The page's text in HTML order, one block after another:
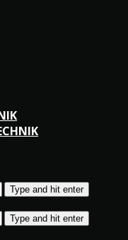
Type and hit enter
Type and hit enter